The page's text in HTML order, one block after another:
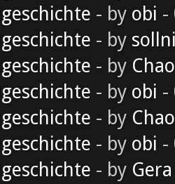
- by obi -
- by
- by
- by obi -
- by
- by obi -
- by Gera